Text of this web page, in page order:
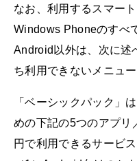
なお、利用するスマー
Windows Phoneのすべ
Android以外は、次に述
ち利用できないメニュー
「ベーシックパック」
めの下記の5つのアプリ
円で利用できるサービス